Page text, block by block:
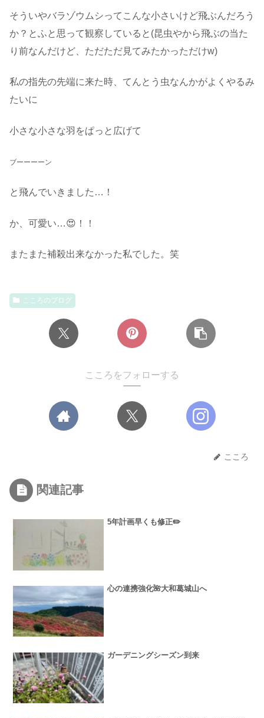
そういやバラゾウムシってこんな小さいけど飛ぶんだろう
か？とふと思って観察していると(昆虫やから飛ぶの当た
り前なんだけど、ただただ見てみたかっただけw)
私の指先の先端に来た時、てんとう虫なんかがよくやるみ
たいに
小さな小さな羽をぱっと広げて
ブーーーーン
と飛んでいきました…！
か、可愛い…😍！！
またまた補殺出来なかった私でした。笑
こころのブログ
こころをフォローする
こころ
関連記事
5年計画早くも修正✏️
心の連携強化🌺大和葛城山へ
ガーデニングシーズン到来